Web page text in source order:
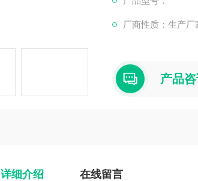
味，可以有效防止用
厂商性质：生产厂
产品
详细介绍 在线留言